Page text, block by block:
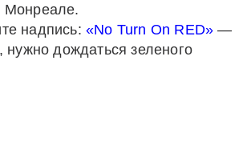
Монреале.
надпись: «No Turn On RED» —
нужно дождаться зеленого